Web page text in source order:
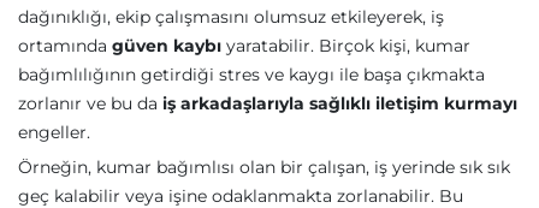
dağınıklığı, ekip çalışmasını olumsuz etkileyerek, iş
ortamında güven kaybı yaratabilir. Birçok kişi, kumar
bağımlılığının getirdiği stres ve kaygı ile başa çıkmakta
zorlanır ve bu da iş arkadaşlarıyla sağlıklı iletişim kurmayı
engeller.
Örneğin, kumar bağımlısı olan bir çalışan, iş yerinde sık sık
geç kalabilir veya işine odaklanmakta zorlanabilir. Bu